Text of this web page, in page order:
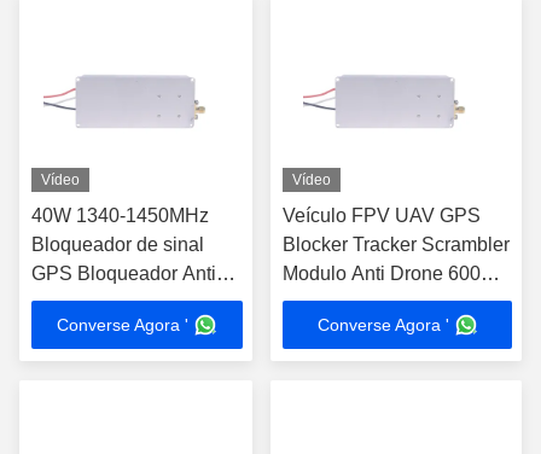
Vídeo
40W 1340-1450MHz
Bloqueador de sinal
GPS Bloqueador Anti
Drone Modulo OEM
Converse Agora '
Vídeo
Veículo FPV UAV GPS
Blocker Tracker Scrambler
Modulo Anti Drone 600
MHz-700 MHz
Converse Agora '